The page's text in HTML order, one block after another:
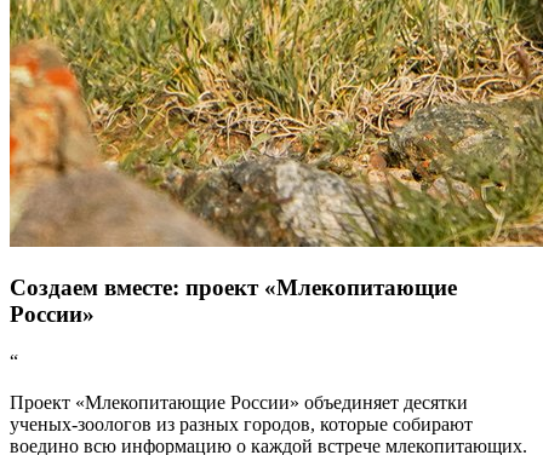
Создаем вместе: проект «Млекопитающие
России»
“
Проект «Млекопитающие России» объединяет десятки
ученых-зоологов из разных городов, которые собирают
воедино всю информацию о каждой встрече млекопитающих.